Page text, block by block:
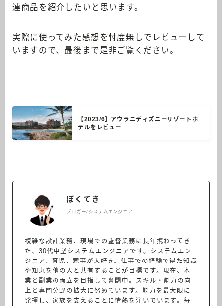
連商品を紹介したいと思います。
実際に使ってみた感想を忖度無しでレビューして
いますので、最後まで是非ご覧ください。
【2023/6】アウラニディズニーリゾートホ
テルをレビュー
ぼくてき
ブロガー/システムエンジニア
複雑な設計業務、現場での監督業務に長年携わってき
た、30代中堅システムエンジニアです。システムエン
ジニア、育児、家事が大好き。仕事での経験で得た知識
や知恵を他の人と共有することが目標です。現在、本
業と副業の両立を目指して奮闘中。スキル・能力の向
上と専門分野の拡大に努めています。能力を最大限に
発揮し、家族を支えることに情熱を注いでいます。毎